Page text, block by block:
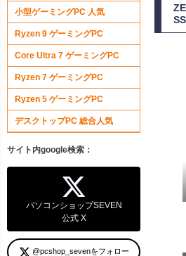
小型ゲーミングPC 人気
Ryzen 9 ゲーミングPC
Core Ultra 7 ゲーミングPC
Ryzen 7 ゲーミングPC
Ryzen 5 ゲーミングPC
デスクトップPC 総合人気
サイト内google検索：
パソコンショップSEVEN
公式 X
@pcshop_sevenをフォロー